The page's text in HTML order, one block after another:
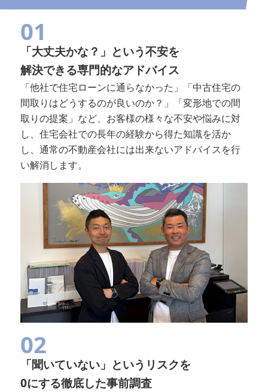
01
「大丈夫かな？」という不安を
解決できる専門的なアドバイス
「他社で住宅ローンに通らなかった」「中古住宅の
間取りはどうするのが良いのか？」「変形地での間
取りの提案」など、お客様の様々な不安や悩みに対
し、住宅会社での長年の経験から得た知識を活か
し、通常の不動産会社には出来ないアドバイスを行
い解消します。
02
「聞いていない」というリスクを
0にする徹底した事前調査